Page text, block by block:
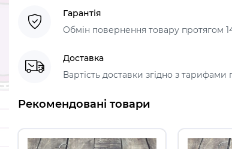
Гарантія
Обмін повернення товару протягом
Доставка
Вартість доставки згідно з тарифами
Рекомендовані товари